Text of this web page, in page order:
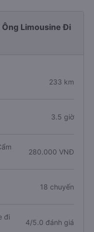
Limousine Đi
233 km
3.5 giờ
280.000 VNĐ
18 chuyến
đi
4/5.0 đánh giá